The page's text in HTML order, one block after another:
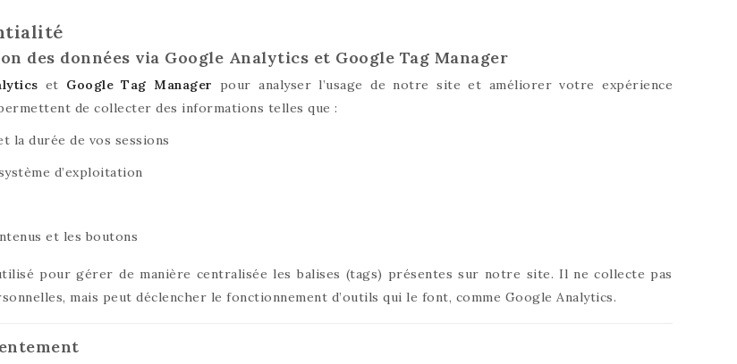
des données via Google Analytics et Google Tag Manager
et Google Tag Manager pour analyser l’usage de notre site et améliorer votre expérience
de collecter des informations telles que :
la durée de vos sessions
d’exploitation
et les boutons
pour gérer de manière centralisée les balises (tags) présentes sur notre site. Il ne collecte pas
mais peut déclencher le fonctionnement d’outils qui le font, comme Google Analytics.